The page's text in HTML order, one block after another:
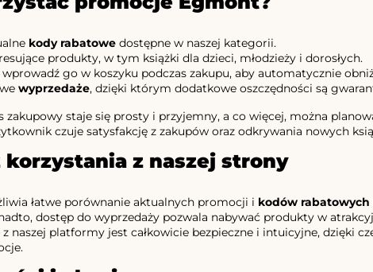
kody rabatowe dostępne w naszej kategorii.
produkty, w tym książki dla dzieci, młodzieży i dorosłych.
go w koszyku podczas zakupu, aby automatycznie
wyprzedaże, dzięki którym dodatkowe oszczędności są
zakupowy staje się prosty i przyjemny, a co więcej, można
czuje satysfakcję z zakupów oraz odkrywania nowych
korzystania z naszej strony
łatwe porównanie aktualnych promocji i kodów
dostęp do wyprzedaży pozwala nabywać produkty w
naszej platformy jest całkowicie bezpieczne i intuicyjne, dzięki